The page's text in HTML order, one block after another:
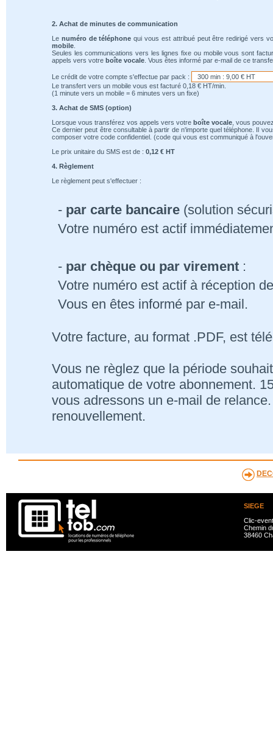
2. Achat de minutes de communication
Le numéro de téléphone qui vous est attribué peut être redirigé vers
mobile
Seules les communications vers les lignes fixe ou mobile vous sont
appels vers votre boîte vocale . Vous êtes informé par e-mail de ce
Le crédit de votre compte s'effectue par pack :
Le transfert vers un mobile vous est facturé 0,18 € HT/min.
(1 minute vers un mobile = 6 minutes vers un fixe)
3. Achat de SMS (option)
Lorsque vous transférez vos appels vers votre boîte vocale , vous
Ce dernier peut être consultable à partir de n'importe quel téléphone. Il
composer votre code confidentiel. (code qui vous est communiqué à
Le prix unitaire du SMS est de : 0,12 € HT
4. Règlement
Le règlement peut s'effectuer :
- par carte bancaire (solution
Votre numéro est actif
- par chèque ou par virement :
Votre numéro est actif à réception
Vous en êtes informé par e-mail.
Votre facture, au format .PDF, est
Vous ne règlez que la période
automatique de votre abonnement.
vous adressons un e-mail de
renouvellement.
SIEGE
Clic-
Chemin
38460